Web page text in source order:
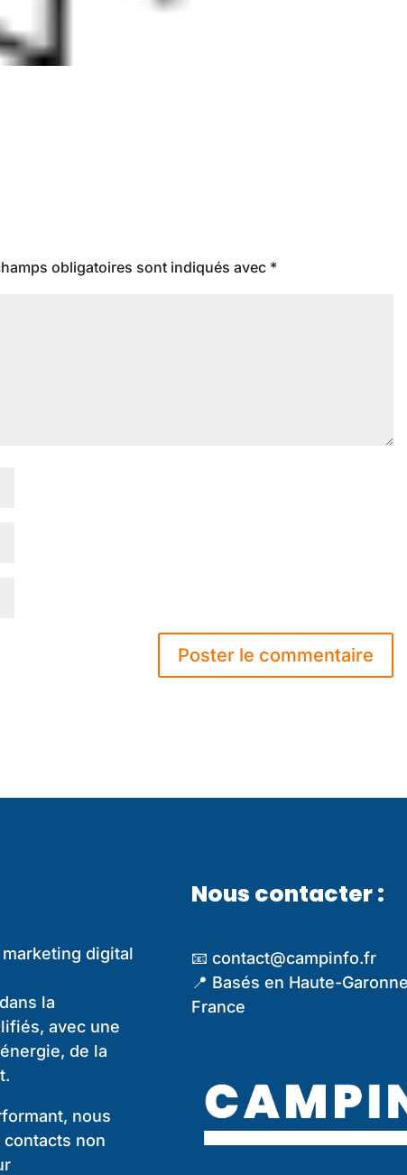
obligatoires sont indiqués avec *
digital
la
avec une
de la
nous
non
Nous contacter :
📧 contact@campinfo.fr
📍 Basés en Haute-
France